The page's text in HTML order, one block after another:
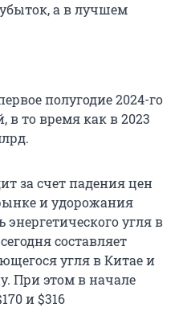
а в лучшем
полугодие 2024-го
в то время как в 2023
за счет падения цен
и удорожания
энергетического угля в
составляет
угля в Китае и
При этом в начале
и $316